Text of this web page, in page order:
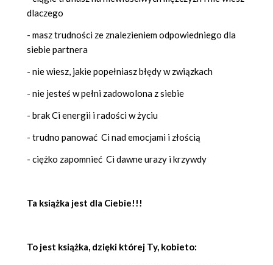
dlaczego
- masz trudności ze znalezieniem odpowiedniego dla
siebie partnera
- nie wiesz, jakie popełniasz błędy w związkach
- nie jesteś w pełni zadowolona z siebie
- brak Ci energii i radości w życiu
- trudno panować Ci nad emocjami i złością
- ciężko zapomnieć Ci dawne urazy i krzywdy
Ta książka jest dla Ciebie!!!
To jest książka, dzięki której Ty, kobieto: